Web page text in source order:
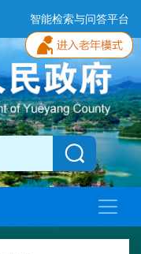
智能检索与问答平台